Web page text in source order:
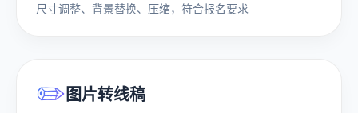
尺寸调整、背景替换、压缩，符合报名要求
✏️图片转线稿